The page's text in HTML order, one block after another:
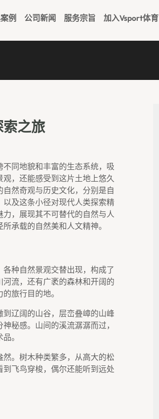
例 公司新闻 服务宗旨 加入Vsport体育
之旅
同地貌和丰富的生态系统，吸
，还能感受到这片土地上悠久
然奇观与历史文化，分别是自
及这条小径对现代人类探索精
，展现其不可替代的自然与人
承载的自然美和人文精神。
种自然景观交替出现，构成了
流，还有广袤的森林和开阔的
旅行目的地。
辽阔的山谷，层峦叠嶂的山峰
秘感。山间的溪流潺潺而过，
。
。树木种类繁多，从高大的松
飞鸟穿梭，偶尔还能听到远处